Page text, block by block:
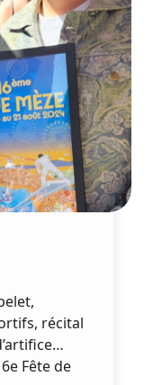
récital
Fête de